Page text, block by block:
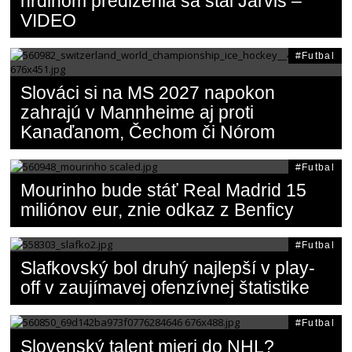
VIDEO
Slováci si na MS 2027 napokon
zahrajú v Mannheime aj proti
Kanaďanom, Čechom či Nórom
Futbal
Mourinho bude stáť Real Madrid 15
miliónov eur, znie odkaz z Benficy
Futbal
Slafkovský bol druhý najlepší v play-
off v zaujímavej ofenzívnej štatistike
Futbal
Slovenský talent mieri do NHL?
Futbal